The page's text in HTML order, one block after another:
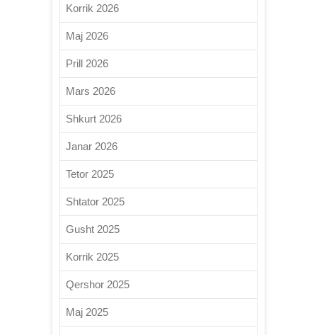
Korrik 2026
Maj 2026
Prill 2026
Mars 2026
Shkurt 2026
Janar 2026
Tetor 2025
Shtator 2025
Gusht 2025
Korrik 2025
Qershor 2025
Maj 2025